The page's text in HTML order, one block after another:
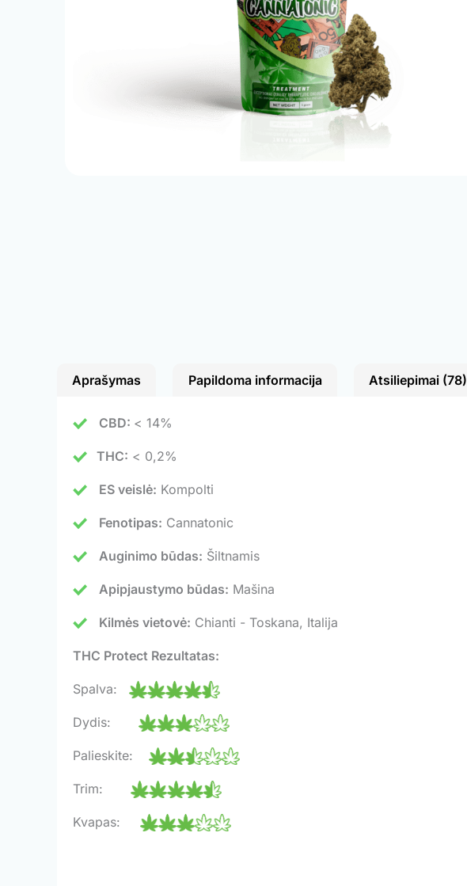
Aprašymas Papildoma informacija Atsiliepimai (78)
CBD: < 14%
THC: < 0,2%
ES veislė: Kompolti
Fenotipas: Cannatonic
Auginimo būdas: Šiltnamis
Apipjaustymo būdas: Mašina
Kilmės vietovė: Chianti - Toskana, Italija
THC Protect Rezultatas:
Spalva:
Dydis:
Palieskite:
Trim:
Kvapas: